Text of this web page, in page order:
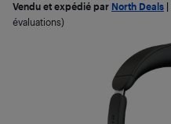
Vendu et expédié par North Deals
évaluations)